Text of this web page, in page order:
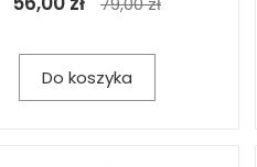
Do koszyka